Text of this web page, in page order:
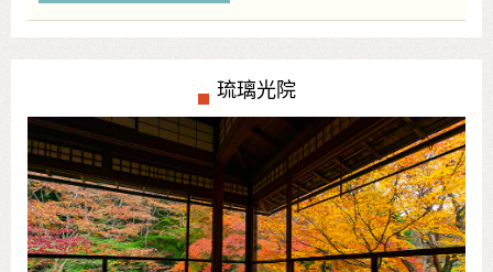
琉璃光院